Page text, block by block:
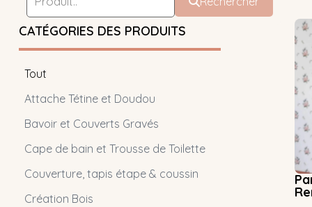
CATÉGORIES DES PRODUITS
Attache Tétine et Doudou
Bavoir et Couverts Gravés
Cape de bain et Trousse de Toilette
Couverture, tapis étape & coussin
Création Bois
Tout